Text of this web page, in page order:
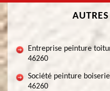
Entreprise peinture
46260
Société peinture
46260